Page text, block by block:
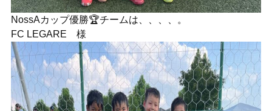
NossAカップ優勝🏆チームは、、、、。
FC LEGARE 様